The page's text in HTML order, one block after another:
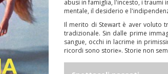
abusi in famiglia, l'incesto, i traumi
mentale, il desiderio e
Il merito di Stewart è aver voluto
tradizionale. Sin dalle prime
sangue, occhi in lacrime in
ricordi sono storie». Storie non